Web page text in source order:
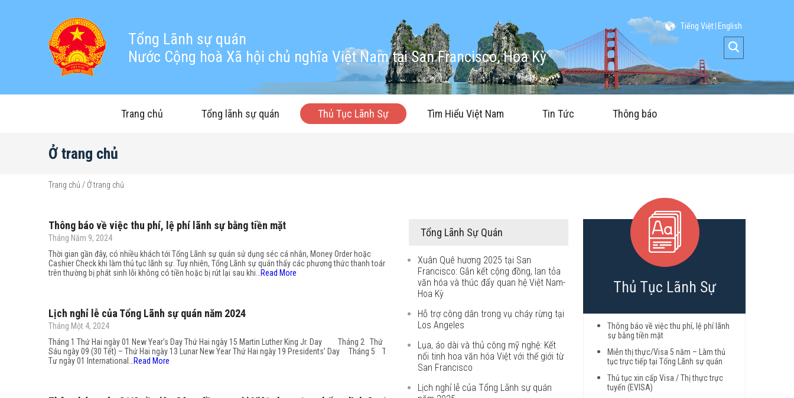
Tổng Lãnh sự quán
Nước Cộng hoà Xã hội chủ nghĩa Việt Nam tại San Francisco, Hoa Kỳ
Tiếng Việt English
Trang chủ Tổng lãnh sự quán Thủ Tục Lãnh Sự Tìm Hiểu Việt Nam Tin Tức Thông báo
Ở trang chủ
Trang chủ / Ở trang chủ
Thông báo về việc thu phí, lệ phí lãnh sự bằng tiền mặt
Tháng Năm 9, 2024
Thời gian gần đây, có nhiều khách tới Tổng Lãnh sự quán sử dụng séc cá nhân, Money Order hoặc
Cashier Check khi làm thủ tục lãnh sự. Tuy nhiên, Tổng Lãnh sự quán thấy các phương thức thanh toán
trên thường bị phát sinh lỗi không có tiền hoặc bị rút lại sau khi…
Read More
Lịch nghỉ lễ của Tổng Lãnh sự quán năm 2024
Tháng Một 4, 2024
Tháng 1 Thứ Hai ngày 01 New Year’s Day Thứ Hai ngày 15 Martin Luther King Jr. Day Tháng 2 Thứ
Sáu ngày 09 (30 Tết) – Thứ Hai ngày 13 Lunar New Year Thứ Hai ngày 19 Presidents’ Day Tháng 5 Thứ
Tư ngày 01 International…
Read More
Tổng Lãnh Sự Quán
Xuân Quê hương 2025 tại San
Francisco: Gắn kết cộng đồng, lan tỏa
văn hóa và thúc đẩy quan hệ Việt Nam-
Hoa Kỳ
Hỗ trợ công dân trong vụ cháy rừng tại
Los Angeles
Lụa, áo dài và thủ công mỹ nghệ: Kết
nối tinh hoa văn hóa Việt với thế giới từ
San Francisco
Lịch nghỉ lễ của Tổng Lãnh sự quán
Thủ Tục Lãnh Sự
Thông báo về việc thu phí, lệ phí lãnh
sự bằng tiền mặt
Miễn thị thực/Visa 5 năm – Làm thủ
tục trực tiếp tại Tổng Lãnh sự quán
Thủ tục xin cấp Visa / Thị thực trực
tuyến (EVISA)